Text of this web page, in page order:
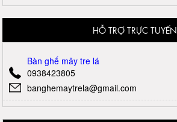
HỖ TRỢ TRỰC TUYẾN
Bàn ghế mây tre lá
0938423805
banghemaytrela@gmail.com